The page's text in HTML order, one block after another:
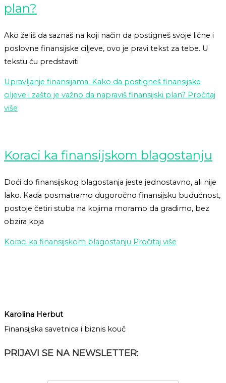
plan?
Ako želiš da saznaš na koji način da postigneš svoje lične i
poslovne finansijske ciljeve, ovo je pravi tekst za tebe. U
tekstu ću predstaviti
Upravljanje finansijama: Kako da postigneš finansijske
ciljeve i zašto je važno da napraviš finansijski plan? Pročitaj
više
Koraci ka finansijskom blagostanju
Doći do finansijskog blagostanja jeste jednostavno, ali nije
lako. Kada posmatramo dugoročno finansijsku budućnost,
postoje četiri stuba na kojima moramo da gradimo, bez
obzira koja
Koraci ka finansijskom blagostanju Pročitaj više
Karolina Herbut
Finansijska savetnica i biznis kouč
PRIJAVI SE NA NEWSLETTER: